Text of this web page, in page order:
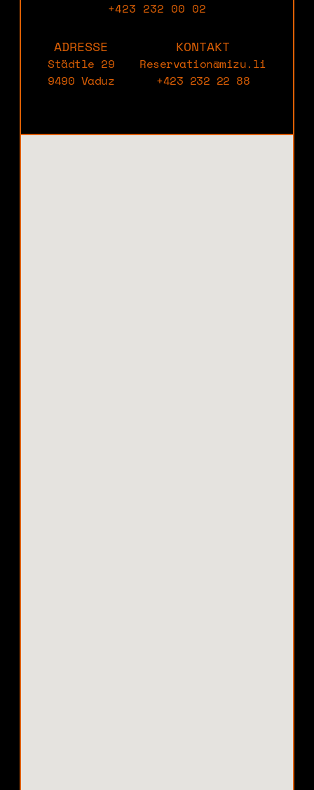
+423 232 00 02
ADRESSE
Städtle 29
9490 Vaduz
KONTAKT
Reservation@mizu.li
+423 232 22 88